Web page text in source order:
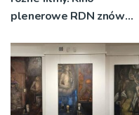
plenerowe RDN znów